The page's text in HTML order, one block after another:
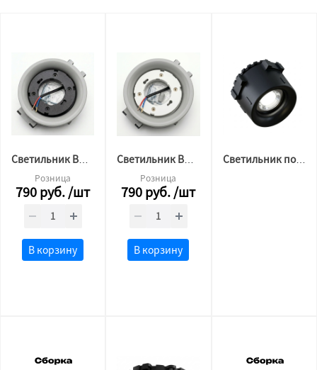
Розница
790руб./шт
В корзину
Розница
790руб./шт
В корзину
Светильник потолочный BH10 ЧЕРНЫЙ, под лампу gu10 ORB (CS)